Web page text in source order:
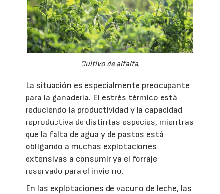
Cultivo de alfalfa.
La situación es especialmente preocupante
para la ganadería. El estrés térmico está
reduciendo la productividad y la capacidad
reproductiva de distintas especies, mientras
que la falta de agua y de pastos está
obligando a muchas explotaciones
extensivas a consumir ya el forraje
reservado para el invierno.
En las explotaciones de vacuno de leche, las